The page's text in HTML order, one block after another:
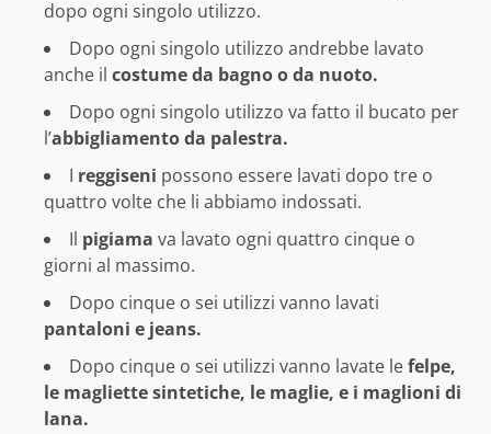
dopo ogni singolo utilizzo.
Dopo ogni singolo utilizzo andrebbe lavato
anche il costume da bagno o da nuoto.
Dopo ogni singolo utilizzo va fatto il bucato per
l’abbigliamento da palestra.
I reggiseni possono essere lavati dopo tre o
quattro volte che li abbiamo indossati.
Il pigiama va lavato ogni quattro cinque o
giorni al massimo.
Dopo cinque o sei utilizzi vanno lavati
pantaloni e jeans.
Dopo cinque o sei utilizzi vanno lavate lefelpe,
le magliette sintetiche, le maglie, e i maglioni di
lana.